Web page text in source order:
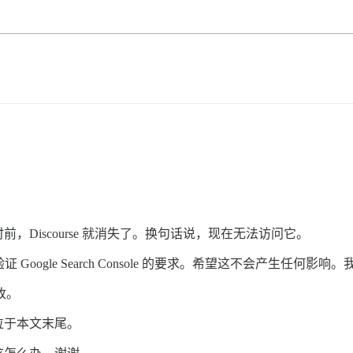
，Discourse 就消失了。换句话说，现在无法访问它。
Google Search Console 的要求。希望这不会产生任何影响。
本文末尾。